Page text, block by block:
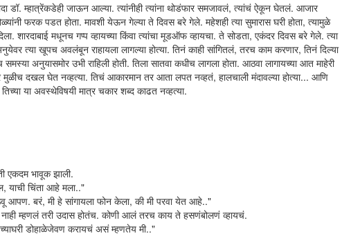
डॉ. म्हात्रेंकडेही जाऊन आल्या. त्यांनीही त्यांना थोडंफार समजावलं, त्यांचं ऐकून घेतलं. आजार
फरक पडत होता. मावशी येऊन गेल्या ते दिवस बरे गेले. महेशही त्या सुमारास घरी होता, त्यामुळे
शारदाबाई मधूनच गप्प व्हायच्या किंवा त्यांचा मूडऑफ व्हायचा. ते सोडता, एकंदर दिवस बरे गेले. त्या
त्या खूपच अवलंबून राहायला लागल्या होत्या. तिनं काही सांगितलं, तरच काम करणार, तिनं दिल्या
अनुयासमोर उभी राहिली होती. तिला सातवा कधीच लागला होता. आठवा लागायच्या आत माहेरी
मुळीच दखल घेत नव्हत्या. तिचं आकारमान तर आता लपत नव्हतं, हालचाली मंदावल्या होत्या... आणि
या अवस्थेविषयी मात्र चकार शब्द काढत नव्हत्या.
भावूक झाली.
याची चिंता आहे मला.."
आपण. बरं, मी हे सांगायला फोन केला, की मी परवा येत आहे.."
म्हणलं तरी उदास होतंच. कोणी आलं तरच काय ते हसणंबोलणं व्हायचं.
डोहाळेजेवण करायचं असं म्हणतेय मी.."